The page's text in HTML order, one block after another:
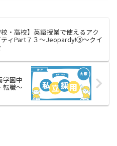
校・高校】英語授業で使えるアク
ティPart７３〜Jeopardy!⑤〜クイ
学園中
職〜